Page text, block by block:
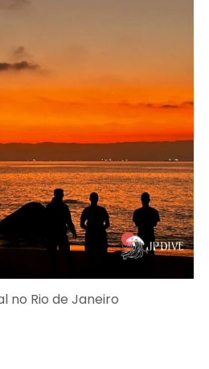
no Rio de Janeiro